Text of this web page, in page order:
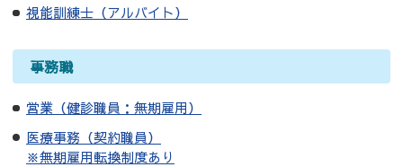
視能訓練士（アルバイト）
事務職
営業（健診職員：無期雇用）
医療事務（契約職員）
※無期雇用転換制度あり